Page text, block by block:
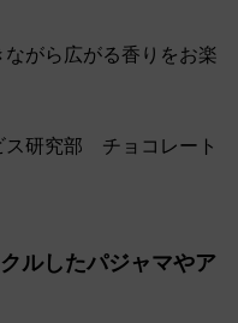
がら広がる香りをお楽
ス研究部 チョコレート
ルしたパジャマやア